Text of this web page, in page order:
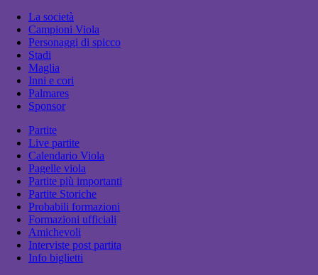
La società
Campioni Viola
Personaggi di spicco
Stadi
Maglia
Inni e cori
Palmares
Sponsor
Partite
Live partite
Calendario Viola
Pagelle viola
Partite più importanti
Partite Storiche
Probabili formazioni
Formazioni ufficiali
Amichevoli
Interviste post partita
Info biglietti